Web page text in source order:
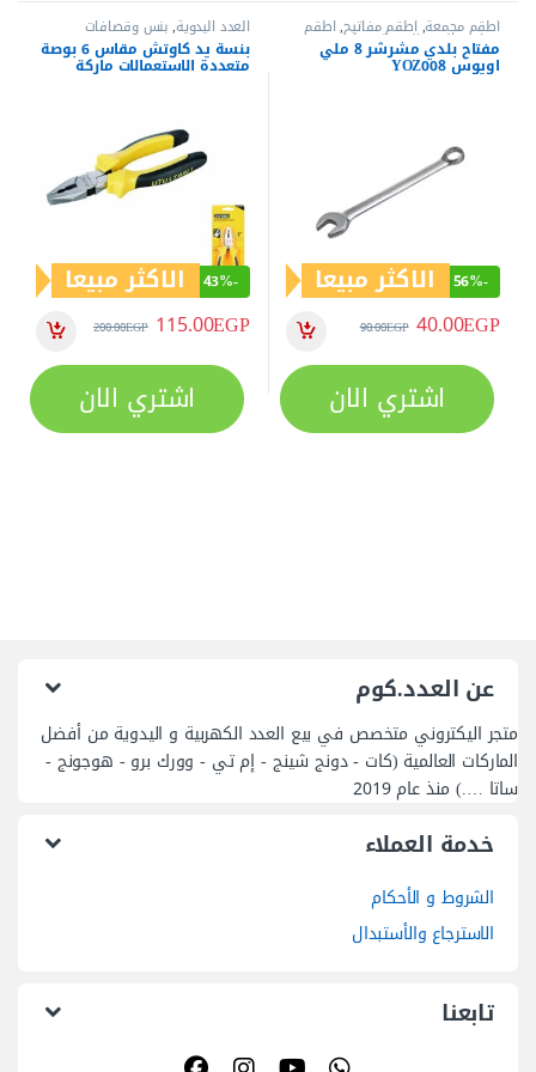
أطقم مجمعة,أطقم مفاتيح,اطقم
مفاتيح العدد اليدوية, مفاتيح عدة ,
مفاتيح عدة بلدي مشرشر مفتاح بلدي مشرشر 8 ملي
اويوس YOZ008
-
56% الاكثر مبيعا
40.00EGP
90.00EGP
اشتري الان
العدد اليدوية,بنس وقصافات
بنسة يد كاوتش مقاس 6 بوصة
متعددة الاستعمالات ماركة
-
43% الاكثر مبيعا
115.00EGP
200.00EGP
اشتري الان
عن العدد.كوم
متجر اليكتروني متخصص في بيع العدد الكهربية و اليدوية من أفضل
الماركات العالمية (كات - دونج شينج - إم تي - وورك برو - هوجونج -
ساتا ….) منذ عام 2019
خدمة العملاء
الشروط و الأحكام
الاسترجاع والأستبدال
تابعنا